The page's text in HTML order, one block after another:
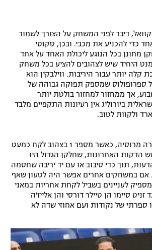
1
לבית עסק
הערוצים
דיבר לפני המשחק על הצורך לשמור
כדי להכניע את מכבי. ובכן, סקוטי
מחונן בכל הנוגע ליכולת האחד על אחד
היחיד שיש לצהובים להציע בכל משחק
יותר עבור היריבות. ווילבקין הוא
ספרופולוס שמספק תפוקה גבוהה של
אך ממחזור למחזור בולטת יותר
ביורוליג אין רעיונות התקפיים מלבד
ולקוות לטוב.
כך היה גם נגד החבורה מרוסיה, כאשר מספר 1 בצהוב לקח כמעט
הדקות האחרונות, שחלקן הגדול היו
תוך כדי סיבוב או עם יד יריבה שחסמה
אם במשחקים אחרים אפשר היה לטעון שאף
לעניינים בשביל לקחת אחריות במאני
סיימו הן טיילר דורסי והן אלייז'ה
ספרתי של נקודות ועם אחוזי שדה לא